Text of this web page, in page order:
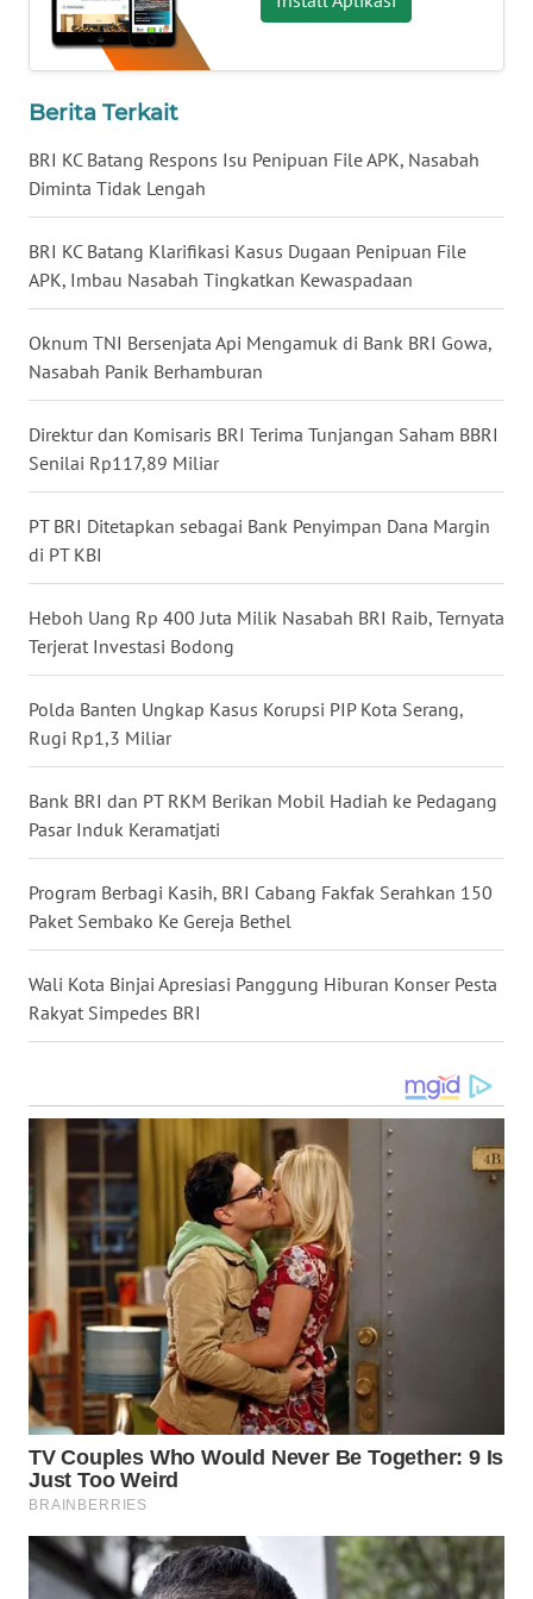
Berita Terkait
BRI KC Batang Respons Isu Penipuan File APK, Nasabah
Diminta Tidak Lengah
BRI KC Batang Klarifikasi Kasus Dugaan Penipuan File
APK, Imbau Nasabah Tingkatkan Kewaspadaan
Oknum TNI Bersenjata Api Mengamuk di Bank BRI Gowa,
Nasabah Panik Berhamburan
Direktur dan Komisaris BRI Terima Tunjangan Saham BBRI
Senilai Rp117,89 Miliar
PT BRI Ditetapkan sebagai Bank Penyimpan Dana Margin
di PT KBI
Heboh Uang Rp 400 Juta Milik Nasabah BRI Raib, Ternyata
Terjerat Investasi Bodong
Polda Banten Ungkap Kasus Korupsi PIP Kota Serang,
Rugi Rp1,3 Miliar
Bank BRI dan PT RKM Berikan Mobil Hadiah ke Pedagang
Pasar Induk Keramatjati
Program Berbagi Kasih, BRI Cabang Fakfak Serahkan 150
Paket Sembako Ke Gereja Bethel
Wali Kota Binjai Apresiasi Panggung Hiburan Konser Pesta
Rakyat Simpedes BRI
JAMBI
SULTRA
NTB
SULTENG
WN
SULBAR
WN
BABEL
WN
SUMBAR
WN
WN
WN
NUSANTARA
WN
JOGJA
WN
JATIM
WN
BALI
WN
KALBAR
WN
KALTENG